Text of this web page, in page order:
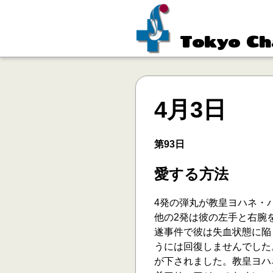
Tokyo
4月3日
第93日
愛する方法
4発の弾丸が教皇ヨハネ・
他の2発は彼の左手と右腕
遂事件で彼は失血状態に
うには回復しませんでし
が下されました。教皇ヨ